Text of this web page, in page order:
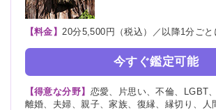
【料金】20分5,500円（税込）／以降1分ごと
今すぐ鑑定可能
【得意な分野】 恋愛、片思い、不倫、LGBT
離婚、夫婦、親子、家族、復縁、縁切り、人